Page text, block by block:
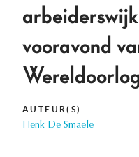
vooravond
AUTEUR(S)
Henk De Smaele